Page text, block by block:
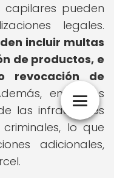
pueden
legales.
incluir multas
de productos, e
revocación de
en casos
las infracciones
lo que
adicionales,